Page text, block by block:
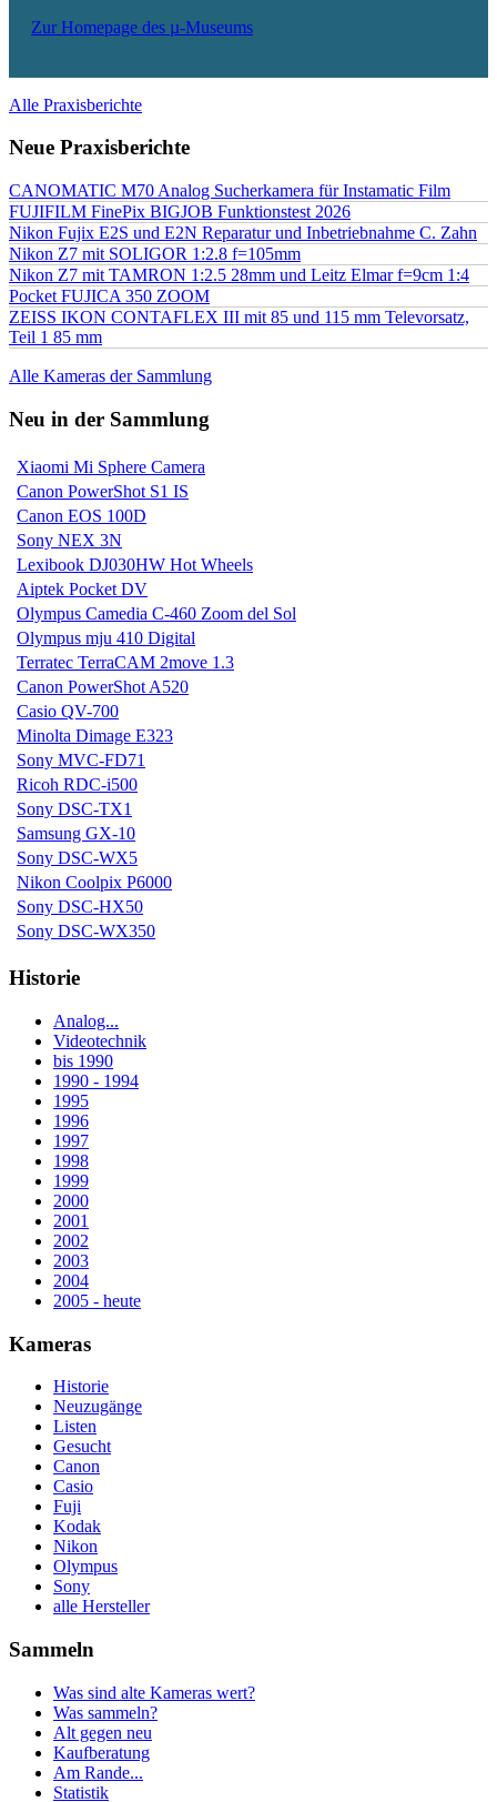
Zur Homepage des µ-Museums
Alle Praxisberichte
Neue Praxisberichte
CANOMATIC M70 Analog Sucherkamera für Instamatic Film
FUJIFILM FinePix BIGJOB Funktionstest 2026
Nikon Fujix E2S und E2N Reparatur und Inbetriebnahme C. Zahn
Nikon Z7 mit SOLIGOR 1:2.8 f=105mm
Nikon Z7 mit TAMRON 1:2.5 28mm und Leitz Elmar f=9cm 1:4
Pocket FUJICA 350 ZOOM
ZEISS IKON CONTAFLEX III mit 85 und 115 mm Televorsatz,
Teil 1 85 mm
Alle Kameras der Sammlung
Neu in der Sammlung
Xiaomi Mi Sphere Camera
Canon PowerShot S1 IS
Canon EOS 100D
Sony NEX 3N
Lexibook DJ030HW Hot Wheels
Aiptek Pocket DV
Olympus Camedia C-460 Zoom del Sol
Olympus mju 410 Digital
Terratec TerraCAM 2move 1.3
Canon PowerShot A520
Casio QV-700
Minolta Dimage E323
Sony MVC-FD71
Ricoh RDC-i500
Sony DSC-TX1
Samsung GX-10
Sony DSC-WX5
Nikon Coolpix P6000
Sony DSC-HX50
Sony DSC-WX350
Historie
Analog...
Videotechnik
bis 1990
1990 - 1994
1995
1996
1997
1998
1999
2000
2001
2002
2003
2004
2005 - heute
Kameras
Historie
Neuzugänge
Listen
Gesucht
Canon
Casio
Fuji
Kodak
Nikon
Olympus
Sony
alle Hersteller
Sammeln
Was sind alte Kameras wert?
Was sammeln?
Alt gegen neu
Kaufberatung
Am Rande...
Statistik